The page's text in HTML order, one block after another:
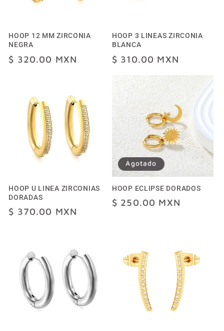
HOOP 12 MM ZIRCONIA
NEGRA
Precio
$ 320.00 MXN
HOOP 3 LINEAS ZIRCONIA
BLANCA
Precio
$ 310.00 MXN
HOOP U LINEA ZIRCONIAS
DORADAS
Precio
$ 370.00 MXN
Agotado
HOOP ECLIPSE DORADOS
Precio
$ 250.00 MXN